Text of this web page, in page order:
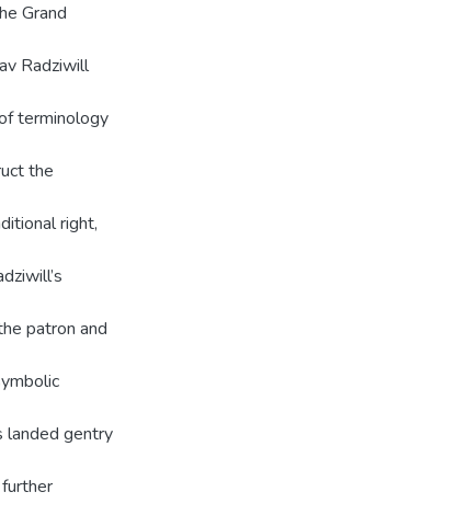
Grand
Radziwill
terminology
the
right,
patron and
landed gentry